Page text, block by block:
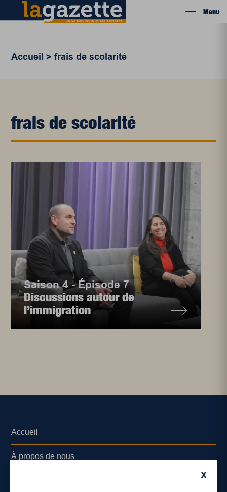
Menu
Accueil >frais de scolarité
frais de scolarité
Saison 4 - Épisode 7
Discussions autour de
l’immigration
X
Accueil
À propos de nous